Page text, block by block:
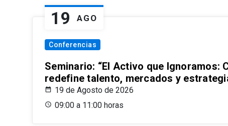
19 AGO
Conferencias
Seminario: “El Activo que Ignoramos:
redefine talento, mercados y
19 de Agosto de 2026
09:00 a 11:00 horas